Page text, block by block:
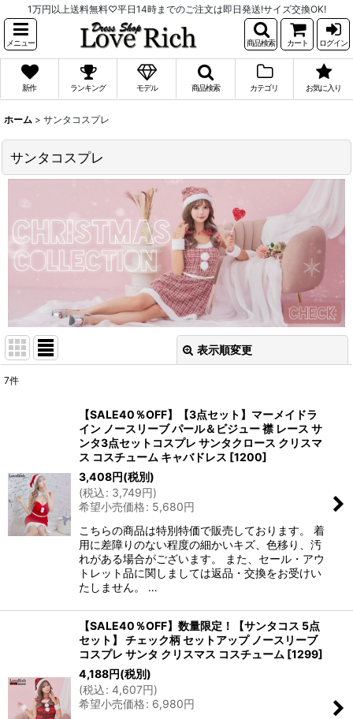
1万円以上送料無料♡平日14時までのご注文は即日発送!サイズ交換OK!
メニュー 商品検索 カート ログイン
新作 ランキング モデル 商品検索 カテゴリ お気に入り
ホーム > サンタコスプレ
サンタコスプレ
表示順変更
7件
【SALE40％OFF】【3点セット】マーメイドラ
イン ノースリーブ パール＆ビジュー 襟 レース サ
ンタ3点セットコスプレ サンタクロース クリスマ
ス コスチューム キャバドレス [1200]
3,408円(税別)
(税込: 3,749円)
希望小売価格: 5,680円
こちらの商品は特別特価で販売しております。 着
用に差障りのない程度の細かいキズ、色移り、汚
れがある場合がございます。 また、セール・アウ
トレット品に関しましては返品・交換をお受けい
たしません。 …
【SALE40％OFF】数量限定！【サンタコス 5点
セット】 チェック柄 セットアップ ノースリーブ
コスプレ サンタ クリスマス コスチューム [1299]
4,188円(税別)
(税込: 4,607円)
希望小売価格: 6,980円